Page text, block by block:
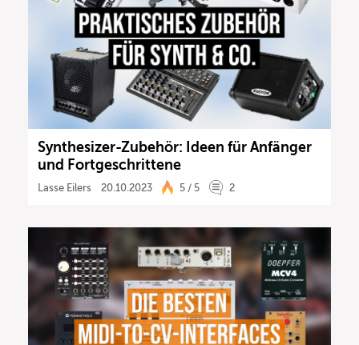
Synthesizer-Zubehör: Ideen für Anfänger
und Fortgeschrittene
Lasse Eilers 20.10.2023 5 / 5 2